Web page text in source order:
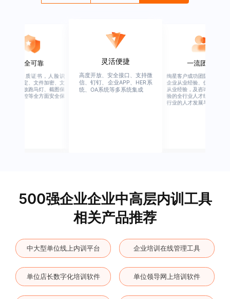
安全可靠
业权威资质证书，人脸识
、设备绑定、文件加密、文
水印、播放跑马灯、截图保
、权限管控等全方面安全保
灵活便捷
高度开放、安全接口、支持微
信、钉钉、企业APP、HER系
统、OA系统等多系统集成
一流团队
绚星客户成功团队，由有多
企业从业经验、优秀培训机
从业经验，及咨询公司从业
验的全行业人才组成，涉猎
行业的人才发展与培养模块
500强企业企业中高层内训工具
相关产品推荐
中大型单位线上内训平台 企业培训在线管理工具
单位店长数字化培训软件 单位领导网上培训软件